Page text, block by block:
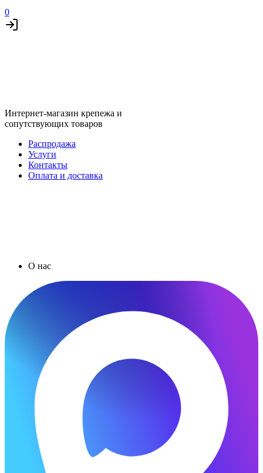
0
Интернет-магазин крепежа и
сопутствующих товаров
Распродажа
Услуги
Контакты
Оплата и доставка
О нас